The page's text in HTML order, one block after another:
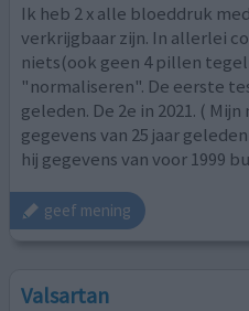
Ik heb 2 x alle bloeddruk
verkrijgbaar zijn. In allerlei
niets(ook geen 4 pillen
"normaliseren". De eerste
geleden. De 2e in 2021. (
gegevens van 25 jaar
hij gegevens van voor 1999
geef mening
Valsartan